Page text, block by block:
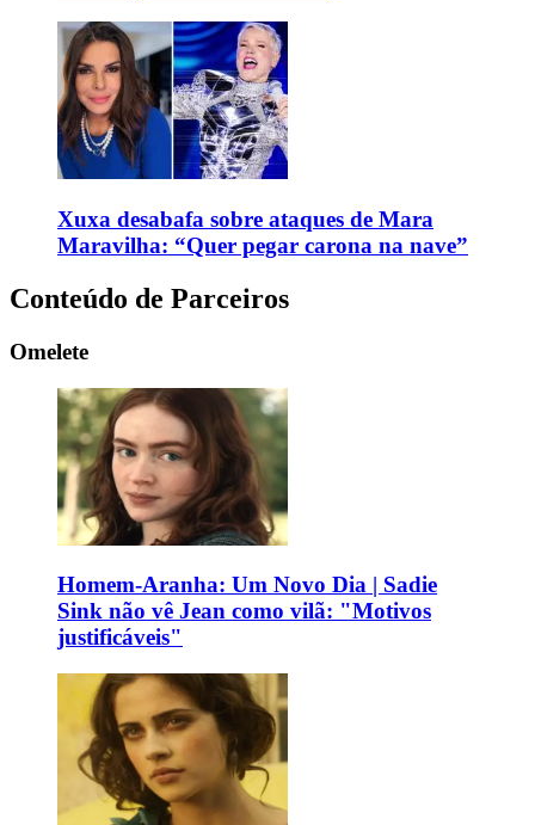
Xuxa desabafa sobre ataques de Mara
Maravilha: “Quer pegar carona na nave”
Conteúdo de Parceiros
Omelete
Homem-Aranha: Um Novo Dia | Sadie
Sink não vê Jean como vilã: "Motivos
justificáveis"